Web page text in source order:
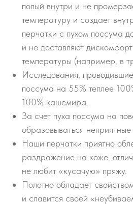
полый внутри и не
температуру и создает
перчатки с пухом поссума
и не доставляют
температуры (например, в
Исследования,
поссума на 55% теплее
100% кашемира.
За счет пуха поссума на
образовываться
Наши перчатки приятно
раздражение на коже,
не любит «кусачую» пряжу.
Полотно обладает
и славится своей